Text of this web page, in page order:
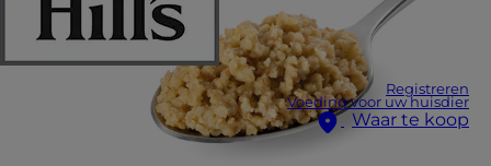
Registreren
Voeding voor uw huisdier
Waar te koop